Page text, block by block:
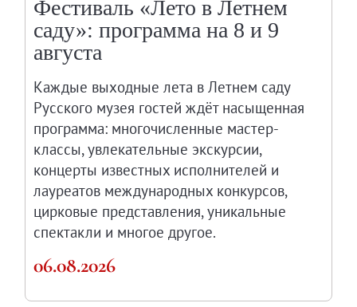
Русское искусство второй половины
Русское народное искусство XVII-XXI
Будущие выставки
Выездные выставки
Садко
Михаил Нестеров
Архив выставок
Степан Эрьзя – скульптор мира. К
Эпоха Императора Александра III и её
Архип Куинджи. Иллюзия света
Наш авангард
Фёдор Васильев. К 175-летию со дня
Фестиваль «Лето в Летнем
саду»: программа на 8 и 9
августа
Каждые выходные лета в Летнем саду
Русского музея гостей ждёт насыщенная
программа: многочисленные мастер-
классы, увлекательные экскурсии,
концерты известных исполнителей и
лауреатов международных конкурсов,
цирковые представления, уникальные
спектакли и многое другое.
06.08.2026